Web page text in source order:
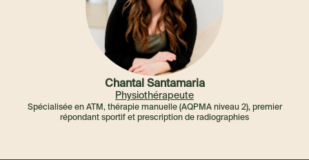
Chantal Santamaria
Physiothérapeute
Spécialisée en ATM, thérapie manuelle (AQPMA niveau 2), premier
répondant sportif et prescription de radiographies